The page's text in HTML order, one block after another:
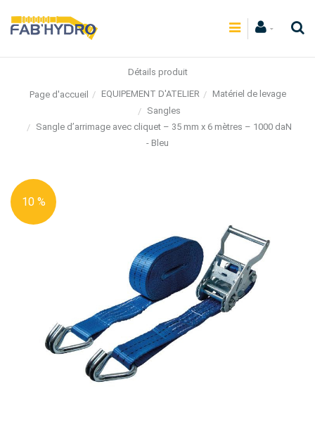
Détails produit
Page d'accueil EQUIPEMENT D'ATELIER
Matériel de levage
Sangles
Sangle d’arrimage avec cliquet – 35 mm x 6 mètres – 1000 daN
- Bleu
10 %